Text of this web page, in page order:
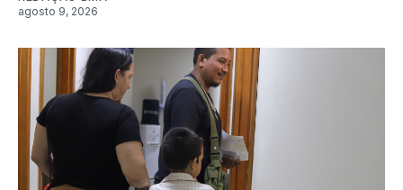
agosto 9, 2026